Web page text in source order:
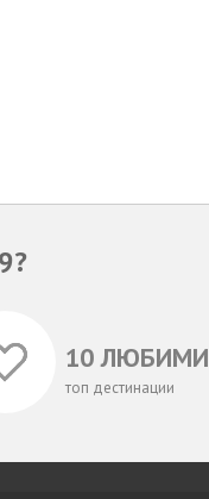
10 ЛЮБИМИ
топ дестинации